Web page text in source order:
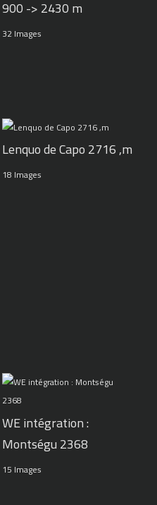
900 -> 2430 m
32 Images
Lenquo de Capo 2716 ,m
18 Images
WE intégration :
Montségu 2368
15 Images